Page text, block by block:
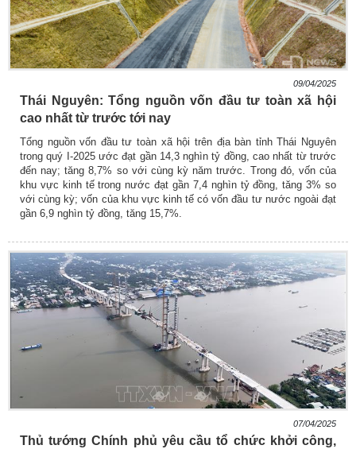
09/04/2025
Thái Nguyên: Tổng nguồn vốn đầu tư toàn xã hội
cao nhất từ trước tới nay
Tổng nguồn vốn đầu tư toàn xã hội trên địa bàn tỉnh Thái Nguyên
trong quý I-2025 ước đạt gần 14,3 nghìn tỷ đồng, cao nhất từ trước
đến nay; tăng 8,7% so với cùng kỳ năm trước. Trong đó, vốn của
khu vực kinh tế trong nước đạt gần 7,4 nghìn tỷ đồng, tăng 3% so
với cùng kỳ; vốn của khu vực kinh tế có vốn đầu tư nước ngoài đạt
gần 6,9 nghìn tỷ đồng, tăng 15,7%.
07/04/2025
Thủ tướng Chính phủ yêu cầu tổ chức khởi công,